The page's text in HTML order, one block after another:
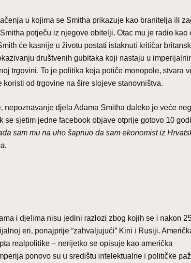
u kojima se Smitha prikazuje kao branitelja ili
potječu iz njegove obitelji. Otac mu je radio kao
će kasnije u životu postati istaknuti kritičar
društvenih gubitaka koji nastaju u
trgovini. To je politika koja potiče monopole, stvara
od trgovine na šire slojeve stanovništva.
djela Adama Smitha daleko je veće
sjetim jedne facebook objave otprije gotovo 10
sam mu na uho šapnuo da sam ekonomist iz
i djelima nisu jedini razlozi zbog kojih se i nakon
eri, ponajprije “zahvaljujući” Kini i Rusiji.
realpolitike – nerijetko se opisuje kao američka
ponovo su u središtu intelektualne i političke